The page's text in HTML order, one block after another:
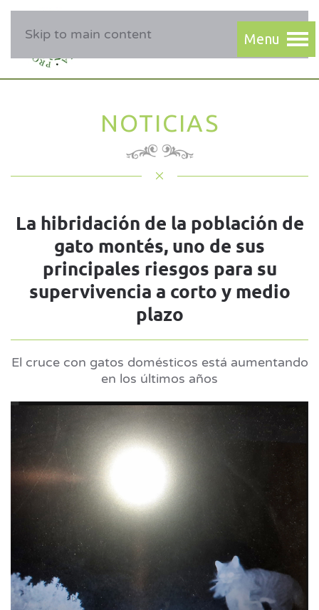
Skip to main content
NOTICIAS
La hibridación de la población de
gato montés, uno de sus
principales riesgos para su
supervivencia a corto y medio
plazo
El cruce con gatos domésticos está aumentando
en los últimos años